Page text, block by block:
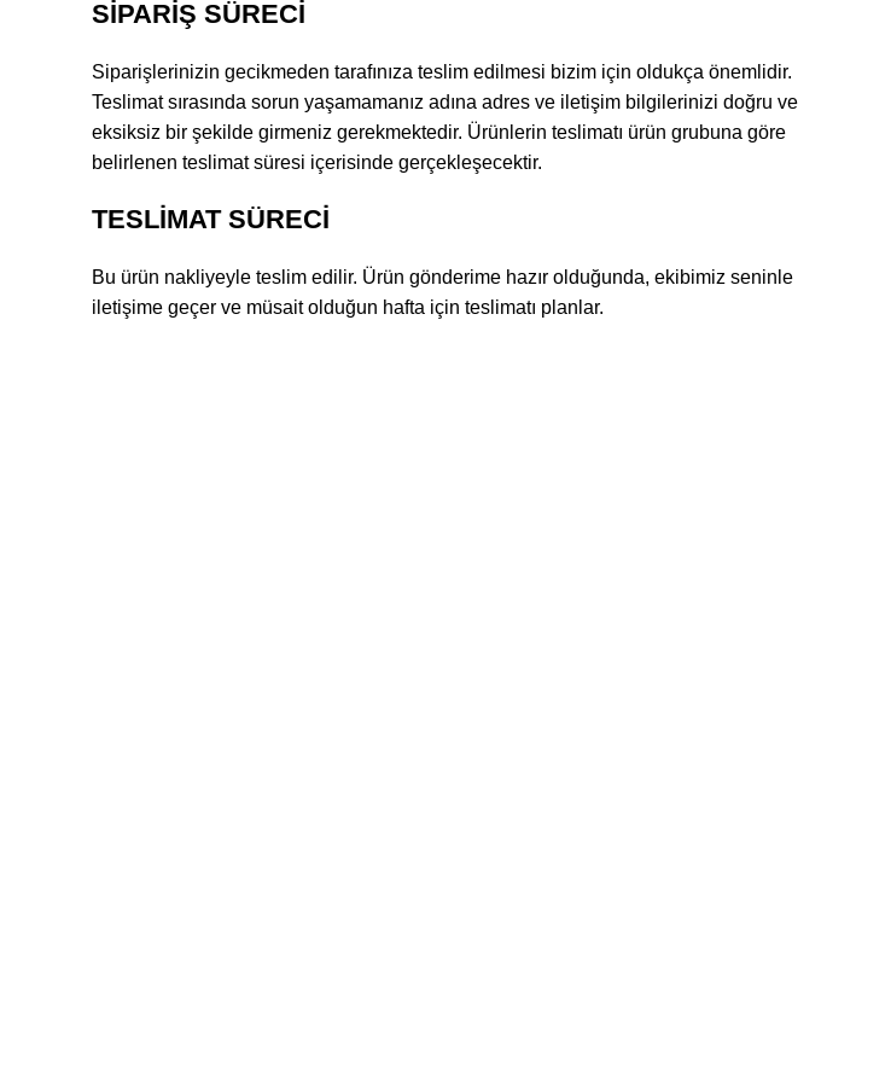
SİPARİŞ SÜRECİ
Siparişlerinizin gecikmeden tarafınıza teslim edilmesi bizim için oldukça önemlidir.
Teslimat sırasında sorun yaşamamanız adına adres ve iletişim bilgilerinizi doğru ve
eksiksiz bir şekilde girmeniz gerekmektedir. Ürünlerin teslimatı ürün grubuna göre
belirlenen teslimat süresi içerisinde gerçekleşecektir.
TESLİMAT SÜRECİ
Bu ürün nakliyeyle teslim edilir. Ürün gönderime hazır olduğunda, ekibimiz seninle
iletişime geçer ve müsait olduğun hafta için teslimatı planlar.